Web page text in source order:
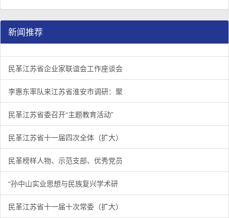
新闻推荐
民革江苏省企业家联谊会工作座谈会在宁召开
1/3 李惠东率队来江苏省淮安市调研：聚焦民革党员之家建设管
2/3 民革江苏省委召开“主题教育活动” 领导班子民主生活会
3/3
民革江苏省企业家联谊会工作座谈会
李惠东率队来江苏省淮安市调研：聚
民革江苏省委召开“主题教育活动”
民革江苏省十一届四次全体（扩大）
民革榜样人物、示范支部、优秀党员
“孙中山实业思想与民族复兴学术研
民革江苏省十一届十次常委（扩大）